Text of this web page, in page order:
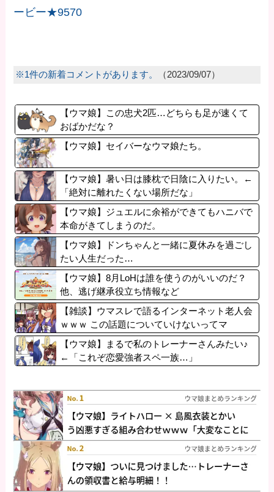
ービー★9570
※1件の新着コメントがあります。 （2023/09/07）
【ウマ娘】この忠犬2匹…どちらも足が速くて
おばかだな？
【ウマ娘】セイバーなウマ娘たち。
【ウマ娘】暑い日は膝枕で日陰に入りたい。←
「絶対に離れたくない場所だな」
【ウマ娘】ジュエルに余裕ができてもハニバで
本命がきてしまうのだ。
【ウマ娘】ドンちゃんと一緒に夏休みを過ごし
たい人生だった…
【ウマ娘】8月LoHは誰を使うのがいいのだ？
他、逃げ継承役立ち情報など
【雑談】ウマスレで語るインターネット老人会
ｗｗｗ この話題についていけないってマ
ジ…！？
【ウマ娘】まるで私のトレーナーさんみたい♪
←「これぞ恋愛強者スペ一族…」